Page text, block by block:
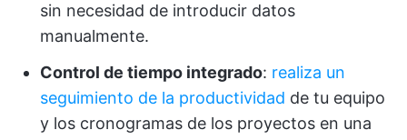
sin necesidad de introducir datos
manualmente.
Control de tiempo integrado: realiza un
seguimiento de la productividad de tu equipo
y los cronogramas de los proyectos en una